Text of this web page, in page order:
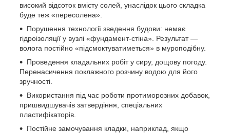
високий відсоток вмісту солей, унаслідок цього складка
буде теж «пересолена».
Порушення технології зведення будови: немає
гідроізоляції у вузлі «фундамент-стіна». Результат —
волога постійно «підсмоктуватиметься» в муроподібну.
Проведення кладальних робіт у сиру, дощову погоду.
Перенасичення поклажного розчину водою для його
зручності.
Використання під час роботи протиморозних добавок,
пришвидшувачів затвердіння, спеціальних
пластифікаторів.
Постійне замочування кладки, наприклад, якщо